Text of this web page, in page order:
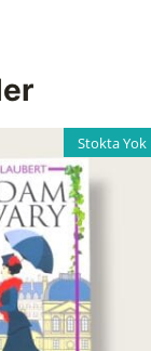
Stokta Yok